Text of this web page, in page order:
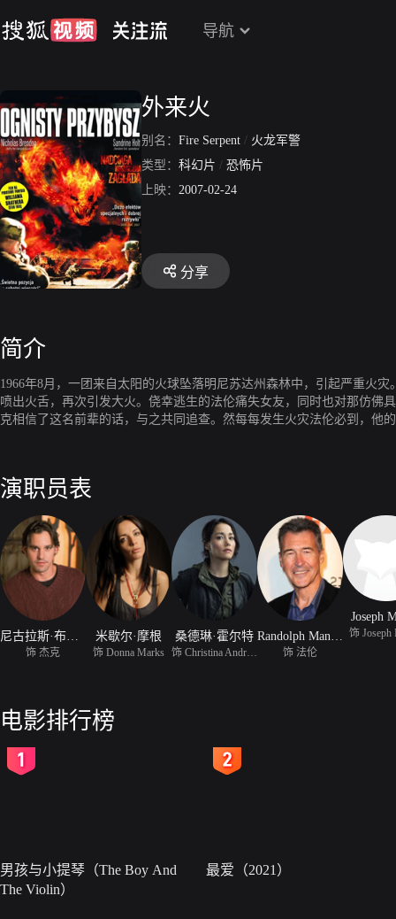
导航
外来火
别名： Fire Serpent / 火龙军警
类型： 科幻片 / 恐怖片
上映： 2007-02-24
分享
简介
1966年8月，一团来自太阳的火球坠落明尼苏达州森林中，引起严重火
喷出火舌，再次引发大火。侥幸逃生的法伦痛失女友，同时也对那仿佛
克相信了这名前辈的话，与之共同追查。然每每发生火灾法伦必到，他
演职员表
饰 杰克
米歇尔·摩根
饰 Donna Marks
桑德琳·霍尔特
饰 法伦
Joseph
饰
电影排行榜
男孩与小提琴（The Boy And
The Violin）
最爱（2021）